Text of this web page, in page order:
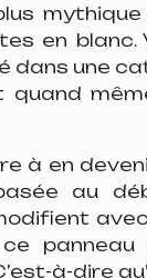
en blanc.
dans une
à en
au
à-dire